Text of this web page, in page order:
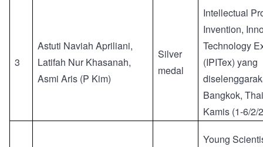
3
Astuti Naviah Apriliani,
Latifah Nur Khasanah,
Asmi Aris (P Kim)
Silver
medal
Intellectual
Invention,
Technology
(IPITex) yang
Bangkok,
Kamis (1-6/2/
Young